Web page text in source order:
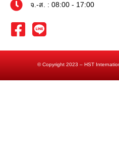
จ.-ส. : 08:00 - 17:00
© Copyright 2023 – HST